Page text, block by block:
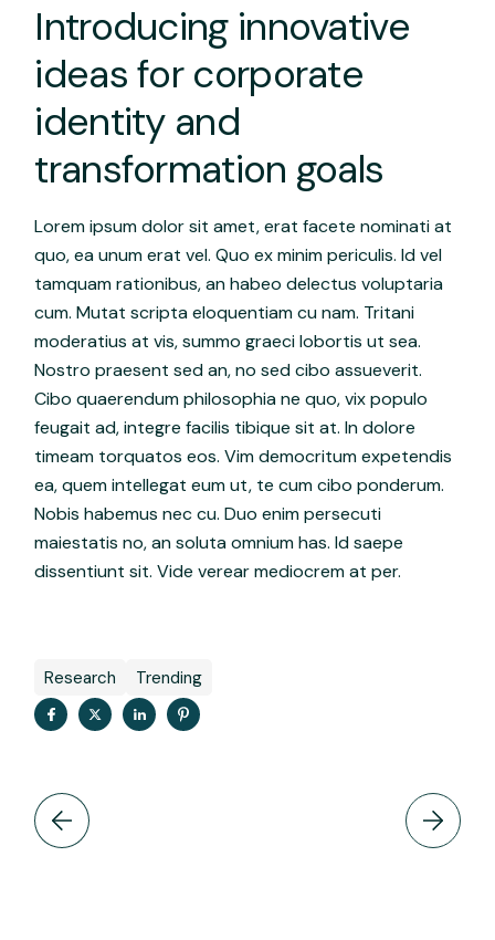
Introducing innovative
ideas for corporate
identity and
transformation goals
Lorem ipsum dolor sit amet, erat facete nominati at
quo, ea unum erat vel. Quo ex minim periculis. Id vel
tamquam rationibus, an habeo delectus voluptaria
cum. Mutat scripta eloquentiam cu nam. Tritani
moderatius at vis, summo graeci lobortis ut sea.
Nostro praesent sed an, no sed cibo assueverit.
Cibo quaerendum philosophia ne quo, vix populo
feugait ad, integre facilis tibique sit at. In dolore
timeam torquatos eos. Vim democritum expetendis
ea, quem intellegat eum ut, te cum cibo ponderum.
Nobis habemus nec cu. Duo enim persecuti
maiestatis no, an soluta omnium has. Id saepe
dissentiunt sit. Vide verear mediocrem at per.
Research Trending